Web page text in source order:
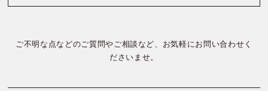
ご不明な点などのご質問やご相談など、お気軽にお問い合わせく
ださいませ。